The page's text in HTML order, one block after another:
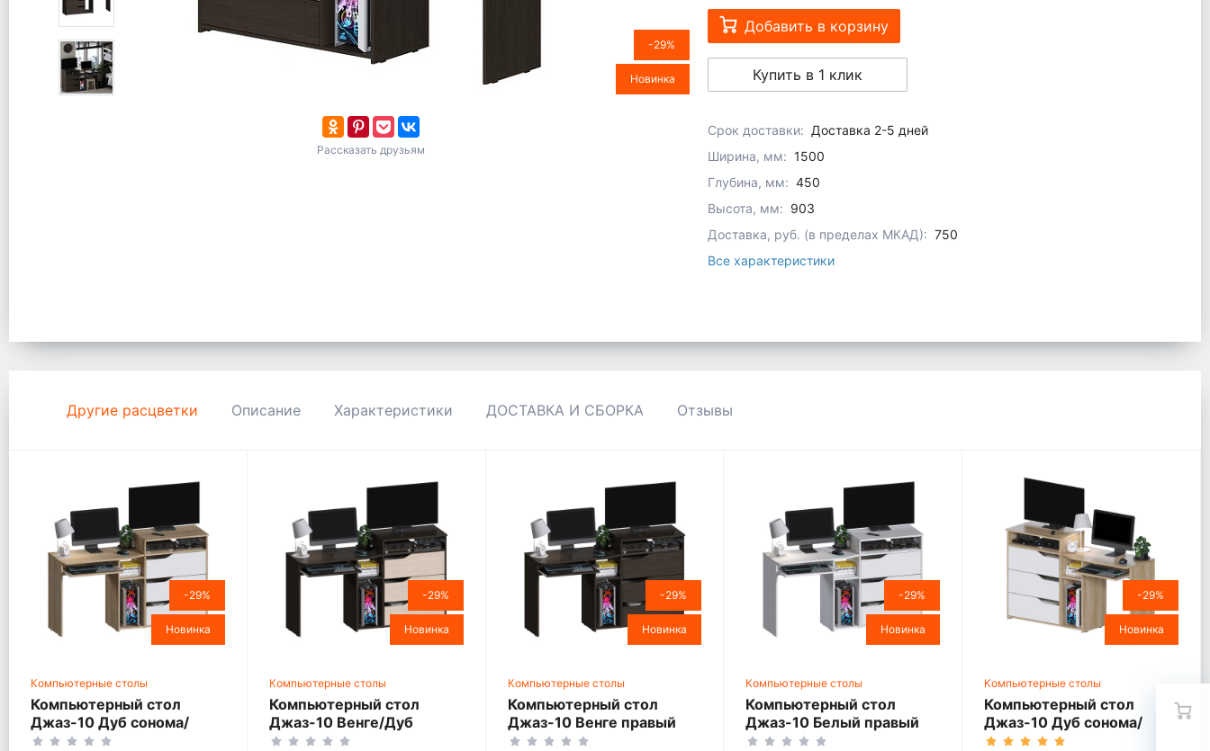
-29%
Новинка
Рассказать друзьям
Добавить в корзину
Купить в 1 клик
Срок доставки: Доставка 2-5 дней
Ширина, мм: 1500
Глубина, мм: 450
Высота, мм: 903
Доставка, руб. (в пределах МКАД): 750
Все характеристики
Другие расцветки Описание Характеристики ДОСТАВКА И СБОРКА Отзывы
-29%
Новинка
Компьютерные столы
Компьютерный стол
Джаз-10 Дуб сонома/
Белый правый
-29%
Новинка
Компьютерные столы
Компьютерный стол
Джаз-10 Венге/Дуб
молочный правый
-29%
Новинка
Компьютерные столы
Компьютерный стол
Джаз-10 Венге правый
-29%
Новинка
Компьютерные столы
Компьютерный стол
Джаз-10 Белый правый
-29%
Новинка
Компьютерные столы
Компьютерный стол
Джаз-10 Дуб сонома/
Белый левый